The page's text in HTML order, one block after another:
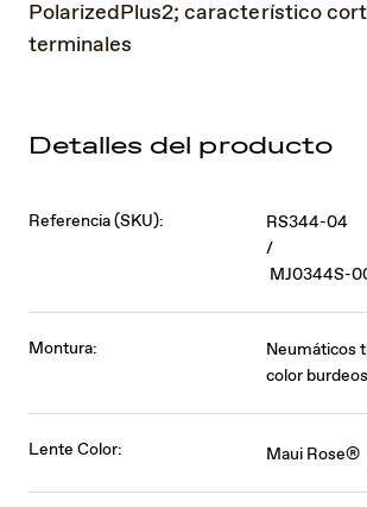
PolarizedPlus2; característico
terminales
Detalles del producto
Referencia (SKU):
RS344-04
/
MJ0344S-
Montura:
Neumáticos
color burdeos
Lente Color: Maui Rose®